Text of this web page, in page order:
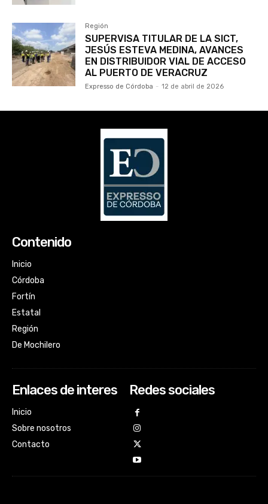
Región
SUPERVISA TITULAR DE LA SICT,
JESÚS ESTEVA MEDINA, AVANCES
EN DISTRIBUIDOR VIAL DE ACCESO
AL PUERTO DE VERACRUZ
Expresso de Córdoba - 12 de abril de 2026
Contenido
Inicio
Córdoba
Fortín
Estatal
Región
De Mochilero
Enlaces de interes
Inicio
Sobre nosotros
Contacto
Redes sociales